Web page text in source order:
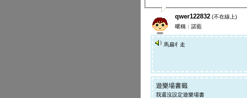
qwer122832 (不在線上)
暱稱：諾藍
馬扁彳走
遊樂場書籤
我還沒設定遊樂場書